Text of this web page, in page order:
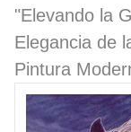
El mundo
"Elevando la
Elegancia de
Pintura